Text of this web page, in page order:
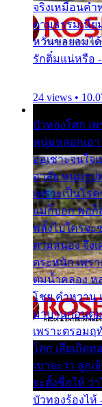
จริงเหมือนค
ตามธรรมเนีย
หวั่นขอยอมได้
รักติ๋มแน่หรือ
24 views •
บัวทองโศก เ
หนุ่มหลอกเอา
ออเซาะจนใจ
อาลัย หนุ่มรูป
เพราะเป็นโร
แม่ก็บอก พ่อก็
พลั้งไปใครจะ
ตามสนอง จึง
ตระหนัก เพร
ตมน้ำคลอง ห
โชย คำหวาน
มาบานก่อนตู
เพราะตรอมฤ
โศก เสียเถิดท
เขาจะว่า ลูกเ
จะตั้งชื่อให้ ว่
บัวทองร้องไห้